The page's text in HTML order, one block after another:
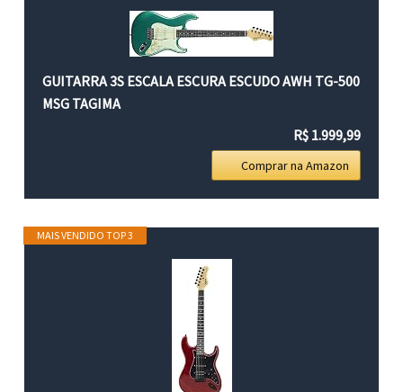
GUITARRA 3S ESCALA ESCURA ESCUDO AWH TG-500
MSG TAGIMA
R$ 1.999,99
Comprar na Amazon
MAIS VENDIDO TOP 3